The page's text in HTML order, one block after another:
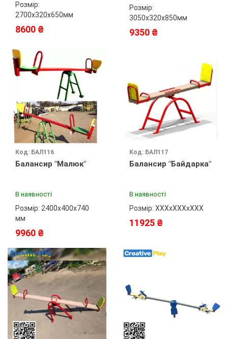
Розмір:
2700х320х650мм
8600 ₴
Розмір:
3050х320х850мм
9350 ₴
Код: БАЛ116
Балансир "Малюк"
В наявності
Розмір: 2400х400х740
мм
9960 ₴
Код: БАЛ117
Балансир "Байдарка"
В наявності
Розмір: ХХХхХХХхХХХ
11925 ₴